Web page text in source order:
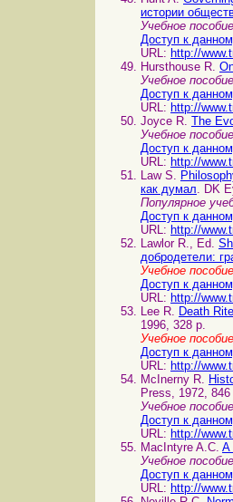
истории
Учебное пособие
Доступ к
URL: http://
Hursthouse R.
Учебное пособие
Доступ к
URL: http://
Joyce R. The
Учебное пособие
Доступ к
URL: http://
Law S.
как думал . DK
Популярное
Доступ к
URL: http://
Lawlor R., Ed.
добродетели:
Учебное пособие
Доступ к
URL: http://
Lee R. Death
1996, 328 p.
Учебное пособие
Доступ к
URL: http://
McInerny R.
Press, 1972, 846
Учебное пособие
Доступ к
URL: http://
MacIntyre A.C. A
Учебное пособие
Доступ к
URL: http://